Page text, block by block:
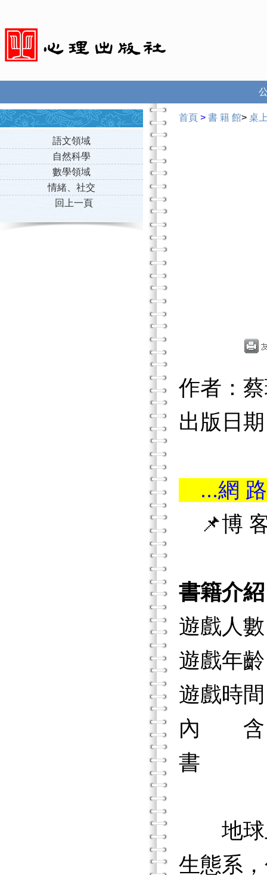
語文領域
自然科學
數學領域
情緒、社交
回上一頁
首頁 > 書 籍 館> 桌
作者：
出版日
...網
📌博
書籍介紹
遊戲人
遊戲年
遊戲時
內 含：
書
地球上
生態系